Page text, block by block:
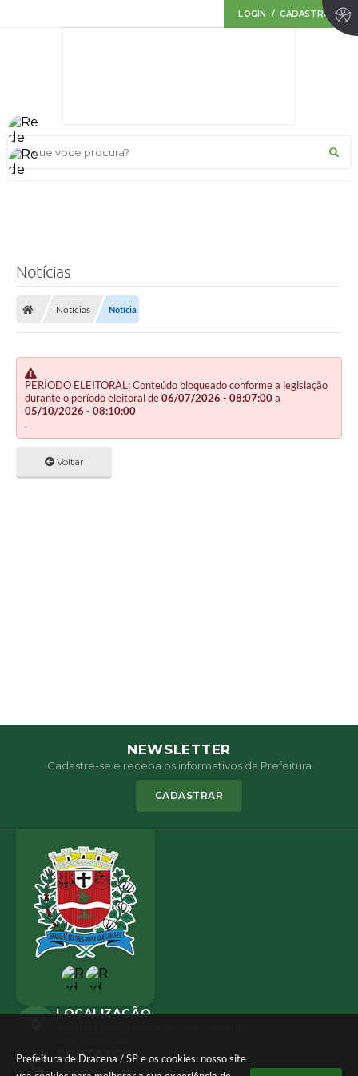
Prefeitura de Dracena / SP e os cookies: nosso site
LOGIN / CADASTRO
O que voce procura?
Notícias
Notícias Notícia
PERÍODO ELEITORAL: Conteúdo bloqueado conforme a legislação
durante o período eleitoral de06/07/2026 - 08:07:00a
05/10/2026 - 08:10:00
.
Voltar
NEWSLETTER
Cadastre-se e receba os informativos da Prefeitura
CADASTRAR
LOCALIZAÇÃO
CONTATO